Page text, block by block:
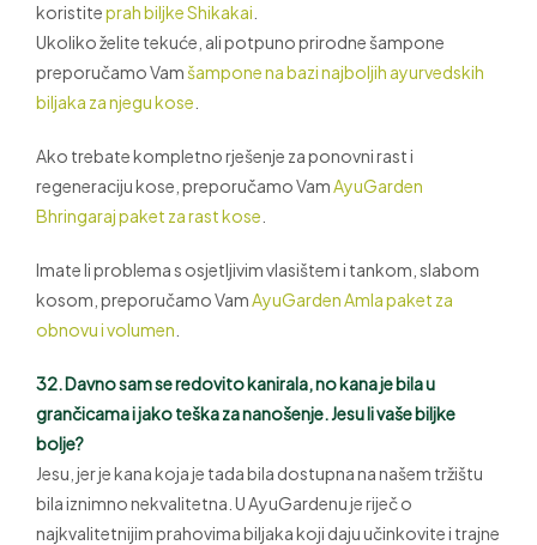
koristiteprah biljke Shikakai
Ukoliko želite tekuće, ali potpuno prirodne šampone
preporučamo Vamšampone na bazi najboljih ayurvedskih
biljaka za njegu kose
Ako trebate kompletno rješenje za ponovni rast i
regeneraciju kose, preporučamo VamAyuGarden
Bhringaraj paket za rast kose
Imate li problema s osjetljivim vlasištem i tankom, slabom
kosom, preporučamo VamAyuGarden Amla paket za
obnovu i volumen
32. Davno sam se redovito kanirala, no kana je bila u
grančicama i jako teška za nanošenje. Jesu li vaše biljke
bolje?
Jesu, jer je kana koja je tada bila dostupna na našem tržištu
bila iznimno nekvalitetna. U AyuGardenu je riječ o
najkvalitetnijim prahovima biljaka koji daju učinkovite i trajne